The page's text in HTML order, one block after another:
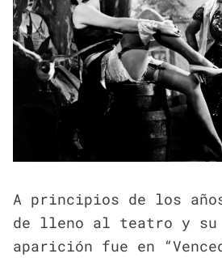
A principios de los
de lleno al teatro y su
aparición fue en